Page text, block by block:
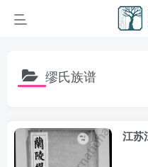
缪氏族谱
江苏